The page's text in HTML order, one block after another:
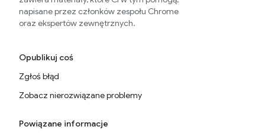
napisane przez członków zespołu Chrome
oraz ekspertów zewnętrznych.
Opublikuj coś
Zgłoś błąd
Zobacz nierozwiązane problemy
Powiązane informacje